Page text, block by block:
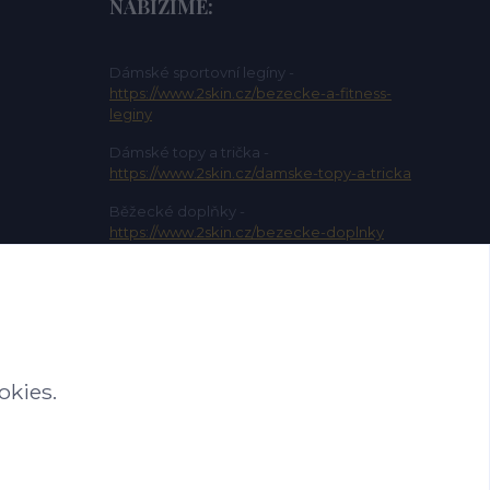
NABÍZÍME:
Dámské sportovní legíny -
https://www.2skin.cz/bezecke-a-fitness-
leginy
Dámské topy a trička -
https://www.2skin.cz/damske-topy-a-tricka
Běžecké doplňky -
https://www.2skin.cz/bezecke-doplnky